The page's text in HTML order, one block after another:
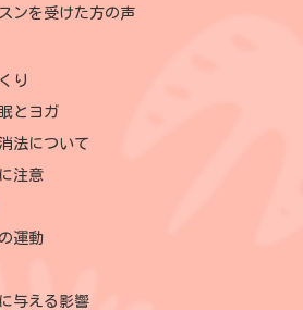
ンを受けた方の声
り
とヨガ
法について
注意
運動
与える影響